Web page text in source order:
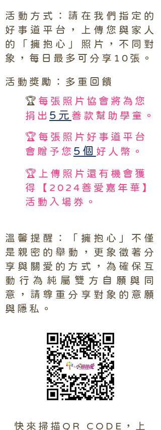
活動方式：請在我們指定的
好事道平台，上傳您與家人
的「擁抱心」照片，不同對
象，每日最多可分享10張。
活動獎勵：多重回饋
🏆 每張照片協會將為您
捐出 5元 善款幫助學童。
🏆每張照片好事道平台
會贈予您 5個 好人幣。
🏆上傳照片還有機會獲
得【2024善愛嘉年華】
活動入場券 。
溫馨提醒：「擁抱心」不僅
是親密的舉動，更象徵著分
享與關愛的方式，為確保互
動行為純屬雙方自願與同
意，請尊重分享對象的意願
與隱私。
​快來掃描QR CODE，上